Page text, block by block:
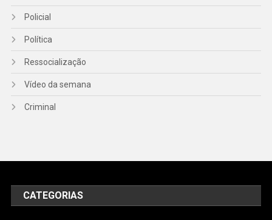
Policial
Política
Ressocialização
Vídeo da semana
Criminal
CATEGORIAS